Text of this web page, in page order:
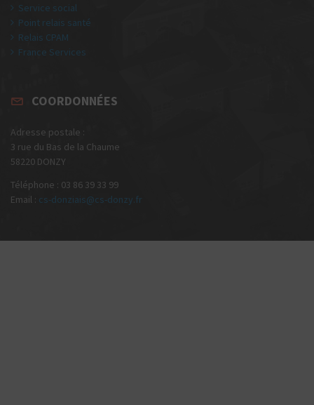
Service social
Point relais santé
Relais CPAM
France Services
COORDONNÉES
Adresse postale :
3 rue du Bas de la Chaume
58220 DONZY
Téléphone : 03 86 39 33 99
Email : cs-donziais@cs-donzy.fr